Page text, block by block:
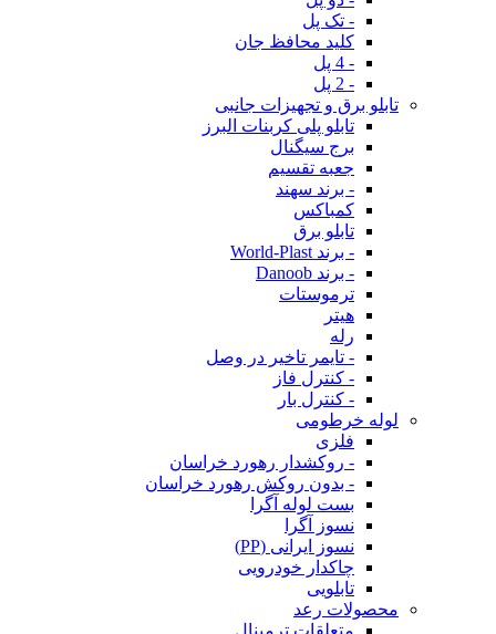
- تک پل
کلید محافظ جان
- 4 پل
- 2 پل
تابلو برق و تجهیزات جانبی
تابلو پلی کربنات البرز
برج سیگنال
جعبه تقسیم
- برند سهند
کمباکس
تابلو برق
- برند World-Plast
- برند Danoob
ترموستات
هیتر
رله
- تایمر تاخیر در وصل
- کنترل فاز
- کنترل بار
لوله خرطومی
فلزی
- روکشدار رهورد خراسان
- بدون روکش رهورد خراسان
بست لوله آگرا
نسوز آگرا
نسوز ایرانی (PP)
چاکدار خودرویی
تابلویی
محصولات رعد